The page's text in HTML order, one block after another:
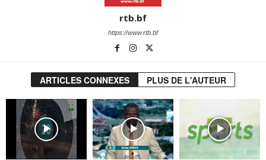
rtb.bf
https://www.rtb.bf
ARTICLES CONNEXES PLUS DE L'AUTEUR